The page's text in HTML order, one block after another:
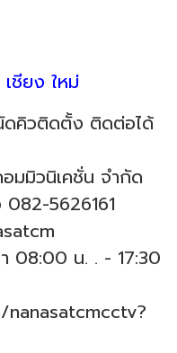
ชียง ใหม่
ดคิวติดตั้ง ติดต่อได้
มมิวนิเคชั่น จำกัด
082-5626161
08:00 น. . - 17:30